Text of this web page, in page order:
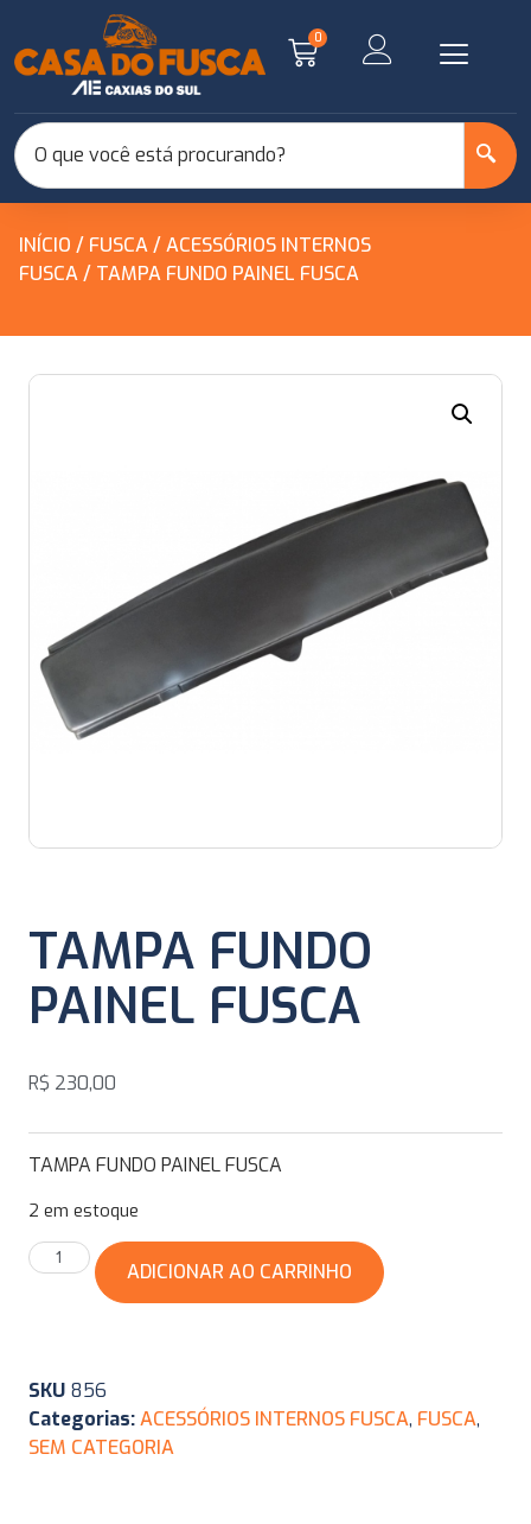
0
INÍCIO / FUSCA/ACESSÓRIOS INTERNOS
FUSCA/ TAMPA FUNDO PAINEL FUSCA
TAMPA FUNDO
PAINEL FUSCA
R$ 230,00
TAMPA FUNDO PAINEL FUSCA
2 em estoque
ADICIONAR AO CARRINHO
SKU 856
Categorias:ACESSÓRIOS INTERNOS FUSCA, FUSCA,
SEM CATEGORIA